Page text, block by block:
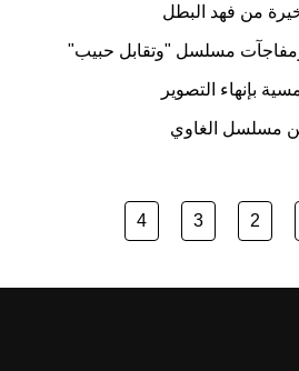
من فهد البطل
ومفاجآت مسلسل "وتقابل حبيب"
بإنهاء التصوير
2
3
4